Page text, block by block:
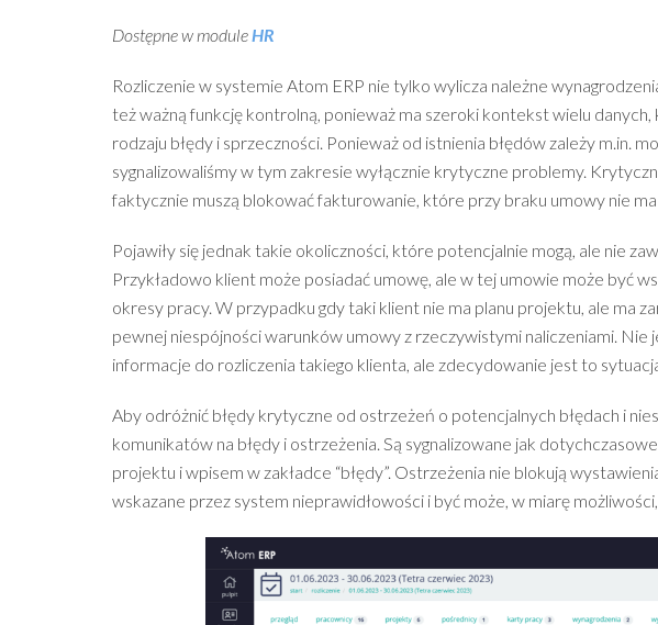
Dostępne w moduleHR
Rozliczenie w systemie Atom ERP nie tylko wylicza należne
też ważną funkcję kontrolną, ponieważ ma szeroki kontekst wielu
rodzaju błędy i sprzeczności. Ponieważ od istnienia błędów zależy m.in.
sygnalizowaliśmy w tym zakresie wyłącznie krytyczne problemy.
faktycznie muszą blokować fakturowanie, które przy braku umowy nie
Pojawiły się jednak takie okoliczności, które potencjalnie mogą, ale nie
Przykładowo klient może posiadać umowę, ale w tej umowie może być
okresy pracy. W przypadku gdy taki klient nie ma planu projektu, ale ma
pewnej niespójności warunków umowy z rzeczywistymi naliczeniami.
informacje do rozliczenia takiego klienta, ale zdecydowanie jest to
Aby odróżnić błędy krytyczne od ostrzeżeń o potencjalnych błędach i
komunikatów na błędy i ostrzeżenia. Są sygnalizowane jak
projektu i wpisem w zakładce “błędy”. Ostrzeżenia nie blokują
wskazane przez system nieprawidłowości i być może, w miarę